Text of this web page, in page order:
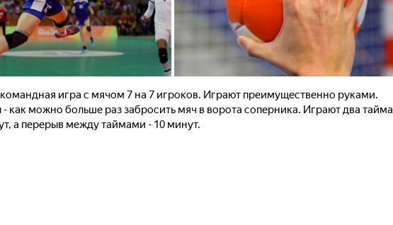
игра с мячом 7 на 7 игроков. Играют преимущественно руками.
- как можно больше раз забросить мяч в ворота соперника. Играют два тайма
а перерыв между таймами - 10 минут.